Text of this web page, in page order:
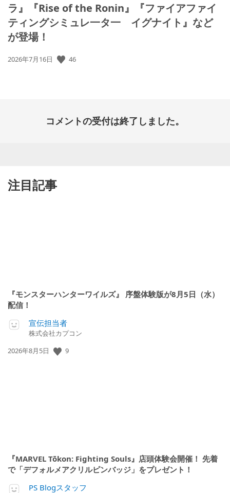
ラ』『Rise of the Ronin』『ファイアファイ
ティングシミュレ一タ一 イグナイト』など
が登場！
公
2026年7月16日 46
コメントの受付は終了しました。
注目記事
『モンスターハンターワイルズ』 序盤体験版が8月5日（水）
配信！
宣伝担当者
株式会社カプコン
公
2026年8月5日 9
『MARVEL Tōkon: Fighting Souls』店頭体験会開催！ 先着
で「デフォルメアクリルピンバッジ」をプレゼント！
PS Blogスタッフ